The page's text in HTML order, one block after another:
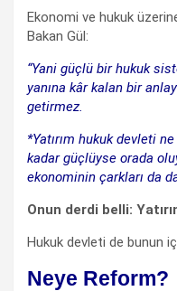
Ekonomi ve hukuk
Bakan Gül:
“Yani güçlü bir hukuk
yanına kâr kalan bir
getirmez.
*Yatırım hukuk devleti
kadar güçlüyse orada
ekonominin çarkları da
Onun derdi belli:
Hukuk devleti de bunun
Neye Reform?